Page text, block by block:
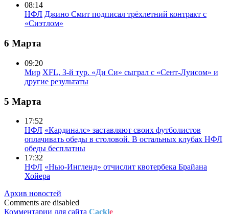
08:14
НФЛ Джино Смит подписал трёхлетний контракт с
«Сиэтлом»
6 Марта
09:20
Мир XFL, 3-й тур. «Ди Си» сыграл с «Сент-Луисом» и
другие результаты
5 Марта
17:52
НФЛ «Кардиналс» заставляют своих футболистов
оплачивать обеды в столовой. В остальных клубах НФЛ
обеды бесплатны
17:32
НФЛ «Нью-Ингленд» отчислит квотербека Брайана
Хойера
Архив новостей
Comments are disabled
Комментарии для сайта Cackle